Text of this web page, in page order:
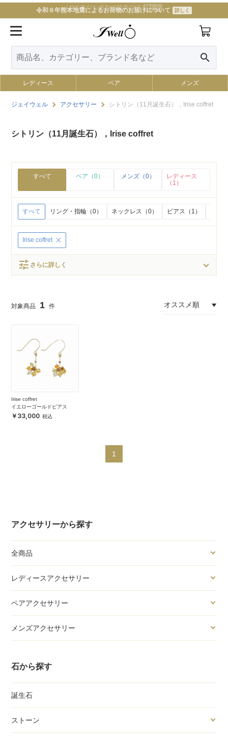
LINE友だち追加で特典GET 詳しく
令和８年熊本地震によるお荷物のお届けについて 詳しく
search
レディース ペア メンズ
ジェイウェル アクセサリー シトリン（11月誕生石），Irise coffret
アクセサリーから探す
全商品
レディースアクセサリー
ペアアクセサリー
メンズアクセサリー
石から探す
誕生石
ストーン
シトリン（11月誕生石），Irise coffret
すべて ペア（0） メンズ（0）
レディース
（1）
すべて リング・指輪（0） ネックレス（0） ピアス（1）
Irise coffret
tune さらに詳しく
1
Irise coffret
イエローゴールドピアス
33,000
1